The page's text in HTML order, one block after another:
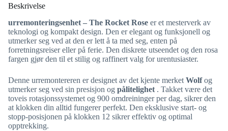
Beskrivelse
urremonteringsenhet – The Rocket Rose er et mesterverk av
teknologi og kompakt design. Den er elegant og funksjonell og
utmerker seg ved at den er lett å ta med seg, enten på
forretningsreiser eller på ferie. Den diskrete utseendet og den rosa
fargen gjør den til et stilig og raffinert valg for urentusiaster.
Denne urremontereren er designet av det kjente merket Wolfog
utmerker seg ved sin presisjon og pålitelighet . Takket være det
toveis rotasjonssystemet og 900 omdreininger per dag, sikrer den
at klokken din alltid fungerer perfekt. Den eksklusive start- og
stopp-posisjonen på klokken 12 sikrer effektiv og optimal
opptrekking.